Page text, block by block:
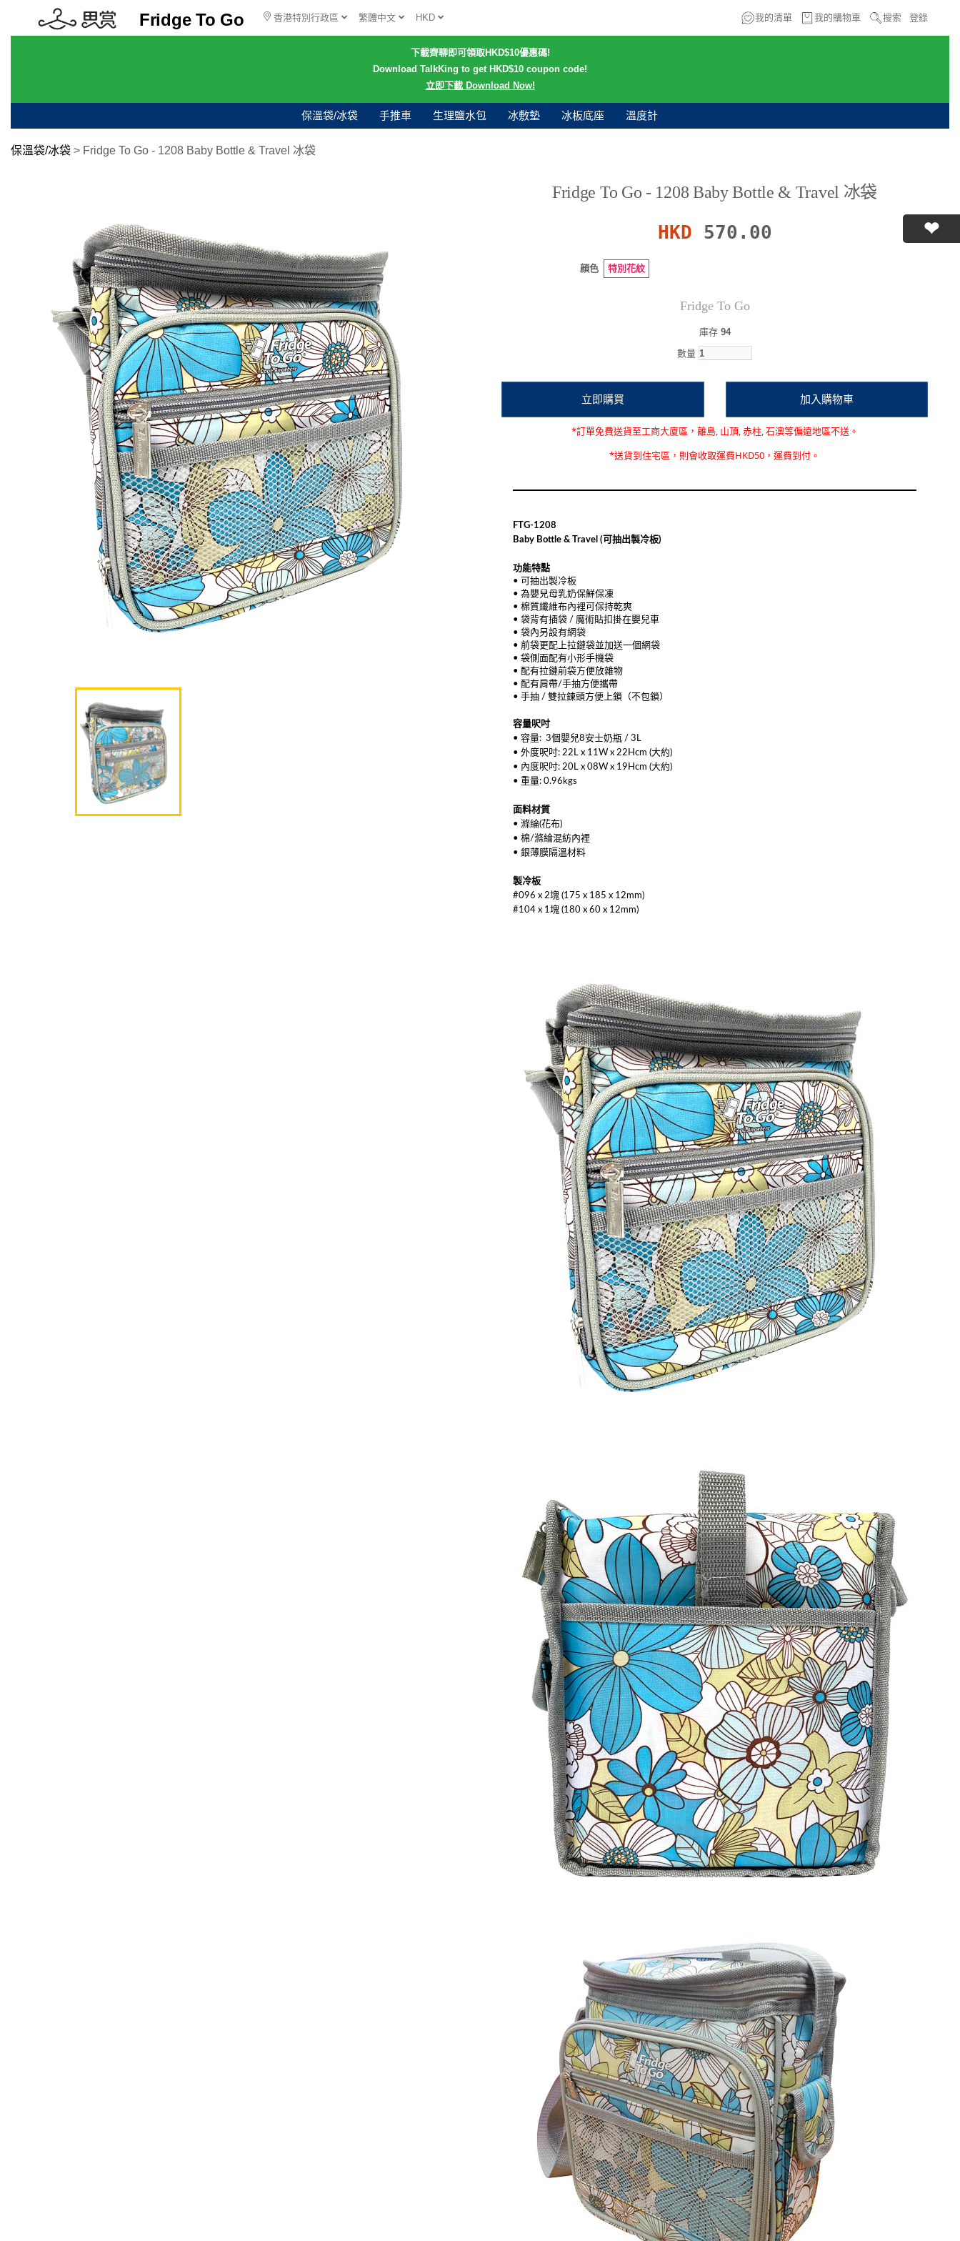
Fridge To Go 香港特別行政區 繁體中文 HKD 我的清單 我的購物車 搜索 登錄
下載齊聊即可領取HKD$10優惠碼!
Download TalkKing to get HKD$10 coupon code!
立即下載 Download Now!
保溫袋/冰袋 手推車 生理鹽水包 冰敷墊 冰板底座 溫度計
保溫袋/冰袋 > Fridge To Go - 1208 Baby Bottle & Travel 冰袋
Fridge To Go - 1208 Baby Bottle & Travel 冰袋
HKD 570.00
顔色 特別花紋
Fridge To Go
庫存 94
數量
*訂單免費送貨至工商大廈區，離島, 山頂, 赤柱, 石澳等偏遠地區不送。
*送貨到住宅區，則會收取運費HKD50，運費到付。
FTG-1208
Baby Bottle & Travel (可抽出製冷板)
功能特點
• 可抽出製冷板
• 為嬰兒母乳奶保鮮保凍
• 棉質纖維布內裡可保持乾爽
• 袋背有插袋 / 魔術貼扣掛在嬰兒車
• 袋內另設有網袋
• 前袋更配上拉鏈袋並加送一個網袋
• 袋側面配有小形手機袋
• 配有拉鏈前袋方便放雜物
• 配有肩帶/手抽方便攜帶
• 手抽 / 雙拉鍊頭方便上鎖（不包鎖）
容量呎吋
• 容量: 3個嬰兒8安士奶瓶 / 3L
• 外度呎吋: 22L x 11W x 22Hcm (大約)
• 內度呎吋: 20L x 08W x 19Hcm (大約)
• 重量: 0.96kgs
面料材質
• 滌綸(花布)
• 棉/滌綸混紡內裡
• 銀薄膜隔溫材料
製冷板
#096 x 2塊 (175 x 185 x 12mm)
#104 x 1塊 (180 x 60 x 12mm)